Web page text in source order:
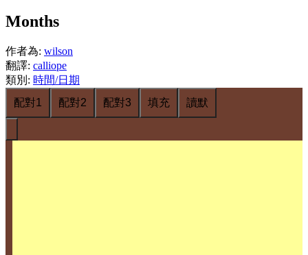
Months
作者為: wilson
翻譯: calliope
類別 : 時間/日期
配對1
配對2 配對3 填充 讀默